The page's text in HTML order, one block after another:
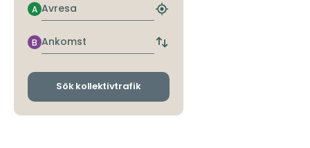
Avresa
A
Hitta
hållplats
Ankomst
B
Byt
och
Sök kollektivtrafik